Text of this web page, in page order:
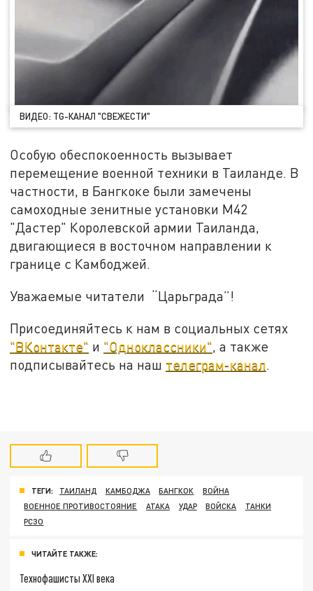
ВИДЕО: TG-КАНАЛ "СВЕЖЕСТИ"
Особую обеспокоенность вызывает
перемещение военной техники в Таиланде. В
частности, в Бангкоке были замечены
самоходные зенитные установки M42
"Дастер" Королевской армии Таиланда,
двигающиеся в восточном направлении к
границе с Камбоджей.
Уважаемые читатели “Царьграда”!
Присоединяйтесь к нам в социальных сетях
"ВКонтакте" и "Одноклассники", а также
подписывайтесь на наш телеграм-канал.
ТЕГИ: ТАИЛАНД КАМБОДЖА БАНГКОК
ВОЙНА
ВОЕННОЕ ПРОТИВОСТОЯНИЕ
АТАКА УДАР ВОЙСКА
ТАНКИ
РСЗО
ЧИТАЙТЕ ТАКЖЕ:
Технофашисты XXI века